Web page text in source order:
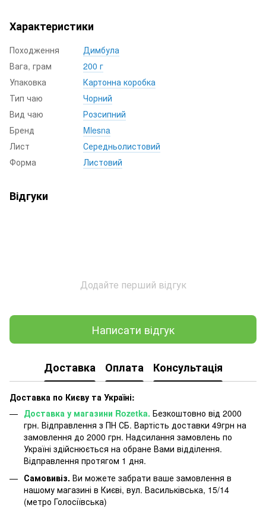
Характеристики
Походження
Димбула
Вага, грам
200 г
Упаковка
Картонна коробка
Тип чаю
Чорний
Вид чаю
Розсипний
Бренд
Mlesna
Лист
Середньолистовий
Форма
Листовий
Відгуки
Додайте перший відгук
Написати відгук
Доставка Оплата Консультація
Доставка по Києву та Україні:
Доставка у магазини Rozetka. Безкоштовно від 2000
грн. Відправлення з ПН СБ. Вартість доставки 49грн на
замовлення до 2000 грн. Надсилання замовлень по
Україні здійснюється на обране Вами відділення.
Відправлення протягом 1 дня.
Самовивіз. Ви можете забрати ваше замовлення в
нашому магазині в Києві, вул. Васильківська, 15/14
(метро Голосіївська)